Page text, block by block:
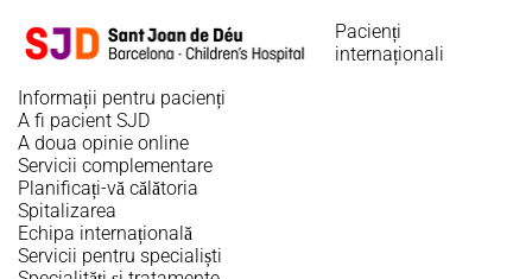
conținutul
Pacienți
internaționali
Informații pentru pacienți
A fi pacient SJD
A doua opinie online
Servicii complementare
Planificați-vă călătoria
Spitalizarea
Echipa internațională
Servicii pentru specialiști